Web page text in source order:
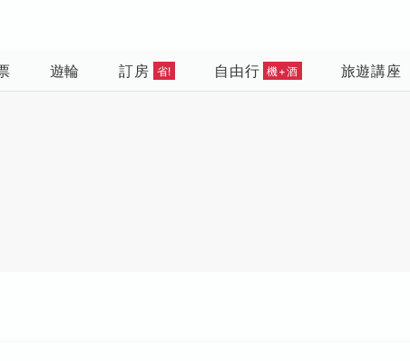
遊輪 訂房 省! 自由行 機+酒 旅遊講座